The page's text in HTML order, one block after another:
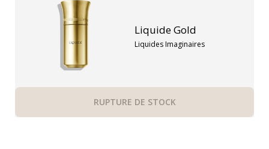
Liquide Gold
Liquides Imaginaires
RUPTURE DE STOCK